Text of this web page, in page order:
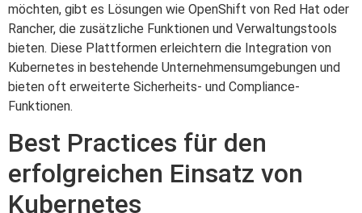
möchten, gibt es Lösungen wie OpenShift von Red Hat oder
Rancher, die zusätzliche Funktionen und Verwaltungstools
bieten. Diese Plattformen erleichtern die Integration von
Kubernetes in bestehende Unternehmensumgebungen und
bieten oft erweiterte Sicherheits- und Compliance-
Funktionen.
Best Practices für den
erfolgreichen Einsatz von
Kubernetes